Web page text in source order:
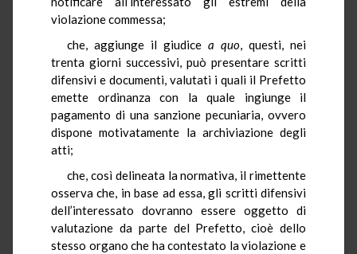
violazione commessa;
che, aggiunge il giudice a quo, questi, nei
trenta giorni successivi, può presentare scritti
difensivi e documenti, valutati i quali il Prefetto
emette ordinanza con la quale ingiunge il
pagamento di una sanzione pecuniaria, ovvero
dispone motivatamente la archiviazione degli
atti;
che, così delineata la normativa, il rimettente
osserva che, in base ad essa, gli scritti difensivi
dell’interessato dovranno essere oggetto di
valutazione da parte del Prefetto, cioè dello
stesso organo che ha contestato la violazione e